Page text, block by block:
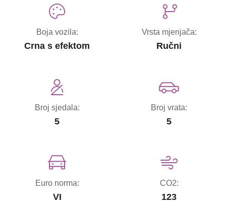
Boja vozila:
Crna s efektom
Vrsta mjenjača:
Ručni
Broj sjedala:
5
Broj vrata:
5
Euro norma:
VI
CO2:
123